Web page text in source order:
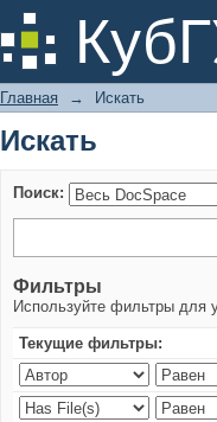
Искать
Главная → Искать
Искать
Поиск:
Фильтры
Используйте фильтры для
Текущие фильтры: